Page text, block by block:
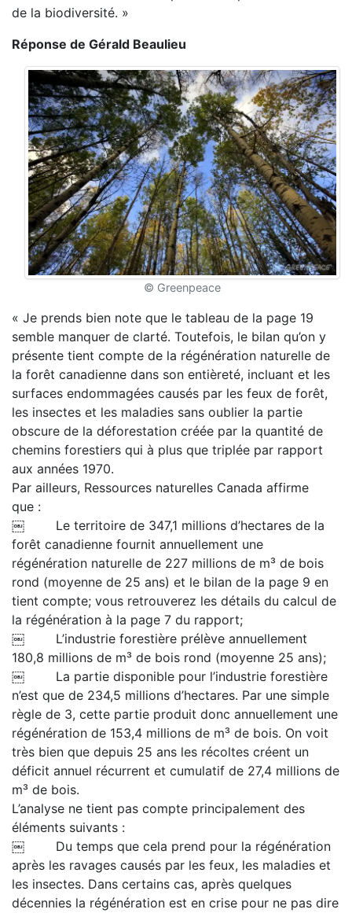
de la biodiversité. »
Réponse de Gérald Beaulieu
© Greenpeace
« Je prends bien note que le tableau de la page 19
semble manquer de clarté. Toutefois, le bilan qu’on y
présente tient compte de la régénération naturelle de
la forêt canadienne dans son entièreté, incluant et les
surfaces endommagées causés par les feux de forêt,
les insectes et les maladies sans oublier la partie
obscure de la déforestation créée par la quantité de
chemins forestiers qui à plus que triplée par rapport
aux années 1970.
Par ailleurs, Ressources naturelles Canada affirme
que :
￼ Le territoire de 347,1 millions d’hectares de la
forêt canadienne fournit annuellement une
régénération naturelle de 227 millions de m³ de bois
rond (moyenne de 25 ans) et le bilan de la page 9 en
tient compte; vous retrouverez les détails du calcul de
la régénération à la page 7 du rapport;
￼ L’industrie forestière prélève annuellement
180,8 millions de m³ de bois rond (moyenne 25 ans);
￼ La partie disponible pour l’industrie forestière
n’est que de 234,5 millions d’hectares. Par une simple
règle de 3, cette partie produit donc annuellement une
régénération de 153,4 millions de m³ de bois. On voit
très bien que depuis 25 ans les récoltes créent un
déficit annuel récurrent et cumulatif de 27,4 millions de
m³ de bois.
L’analyse ne tient pas compte principalement des
éléments suivants :
￼ Du temps que cela prend pour la régénération
après les ravages causés par les feux, les maladies et
les insectes. Dans certains cas, après quelques
décennies la régénération est en crise pour ne pas dire